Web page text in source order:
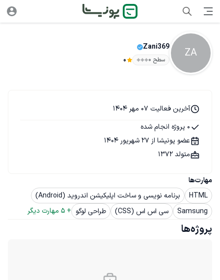
ZA
Zani369
سطح ۰ 0
مهارت‌ها
HTML
برنامه نویسی و ساخت اپلیکیشن اندروید (Android)
Samsung
سی اس اس (CSS) طراحی لوگو +
5 مهارت دیگر
آخرین فعالیت 07 مهر 1404
0 پروژه انجام شده
عضو پونیشا از 27 شهریور 1404
متولد 1372
پروژه‌ها